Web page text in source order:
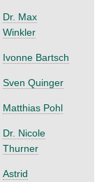
Dr. Max
Winkler
Ivonne Bartsch
Sven Quinger
Matthias Pohl
Dr. Nicole
Thurner
Astrid